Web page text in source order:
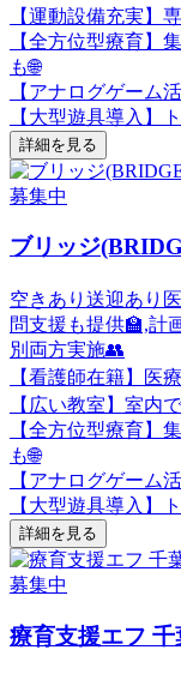
【運動設備充実】
【全方位型療育】
も🌐
【アナログゲーム
【大型遊具導入】
詳細を見る
募集中
ブリッジ
空きあり 送迎あり
問支援も提供🏫,計
別両方実施👥
【看護師在籍】医
【広い教室】室内
【全方位型療育】
も🌐
【アナログゲーム
【大型遊具導入】
詳細を見る
募集中
療育支援エフ